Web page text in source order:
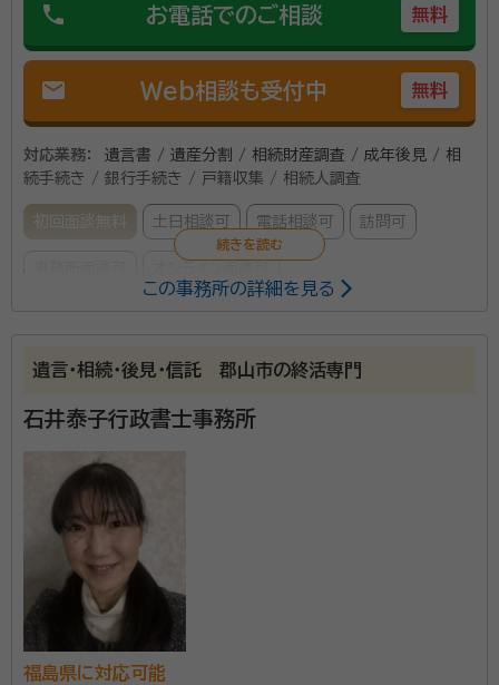
phone お電話でのご相談 無料
mail Web相談も受付中 無料
対応業務：
遺言書 / 遺産分割 / 相続財産調査 / 成年後見 / 相
続手続き / 銀行手続き / 戸籍収集 / 相続人調査
初回面談無料 土日相談可 電話相談可 訪問可
小澤 千春（おざわ ちはる）
一般社団法人 コスモス成年後見サポ
経歴： 昭和40年4月生まれ 茨城大学人文学部卒 観光業の会社員として
みなさまの相続の悩みや問題に対して、わかりやすくご
説明ご相談できるよう心掛けております。 行政書士の
業務で、少しでも皆様に恩返しができ、皆様に「近くに相
談できる人がいてよかった」と思ってもらえるような存
在になりたいと考えております。 そのためにできるだけ
敷居を低く、何でも気軽に相談できるような体制を作っ
ていきたいと思っています。お気軽にご相談ください。
所属団体：福島県行政書士会
この事務所の詳細を見る
遺言・相続・後見・信託 郡山市の終活専門
石井泰子行政書士事務所
福島県に対応可能